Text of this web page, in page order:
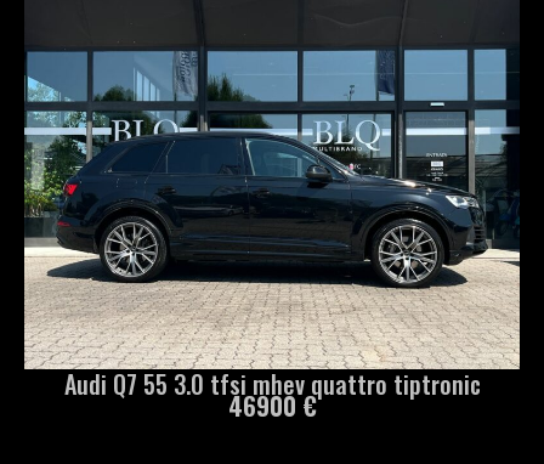
Audi Q7 55 3.0 tfsi mhev quattro tiptronic
46900 €